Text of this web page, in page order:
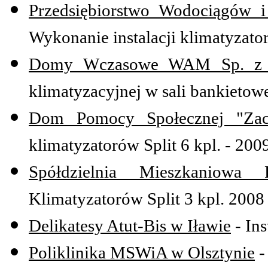
Przedsiębiorstwo
Wykonanie instalacji
Domy Wczasowe WAM Sp.
klimatyzacyjnej w sali
Dom Pomocy Społecznej
klimatyzatorów Split 6 kpl. -
Spółdzielnia
Klimatyzatorów Split 3 kpl. 2008
Delikatesy Atut-Bis w Iławie -
Poliklinika MSWiA w Olsztynie